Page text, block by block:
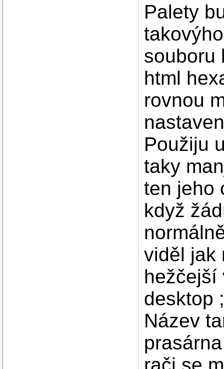
Palety
souboru
html
rovnou
Použiju
taky
ten jeho
když
viděl jak
hežčejší
desktop
Název
rači se